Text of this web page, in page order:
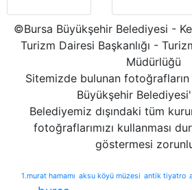
©Bursa Büyükşehir Belediyesi -
Turizm Dairesi Başkanlığı -
Müdürlüğü
Sitemizde bulunan fotoğrafların
Büyükşehir
Belediyemiz dışındaki tüm
fotoğraflarımızı kullanması
göstermesi
1.murat hamamı aksu köyü müzesi antik tiyatro